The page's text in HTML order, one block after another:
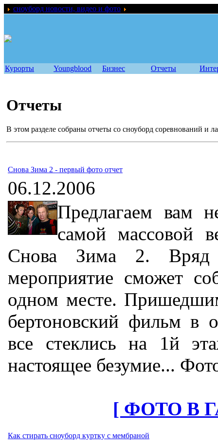
сноуборд новости, видео и фото
Курорты Youngblood Бизнес Отчеты
Отчеты
В этом разделе собраны отчеты со сноуборд соревнований
Снова Зима 2 - первый фото отчет
06.12.2006
Предлагаем вам
самой массовой
Снова Зима 2. Вряд
мероприятие сможет
одном месте.
бертоновский фильм в
все стеклись на 1й
настоящее безумие...
[ ФОТО В
Как стирать сноуборд куртку с мембраной